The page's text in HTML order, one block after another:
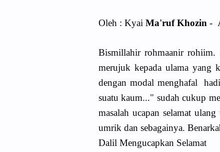
Oleh : Kyai Ma'ruf Khozin -
Bismillahir rohmaanir rohiim.
merujuk kepada ulama yang
dengan modal menghafal
suatu kaum..." sudah cukup
masalah ucapan selamat
umrik dan sebagainya.
Dalil Mengucapkan Selamat